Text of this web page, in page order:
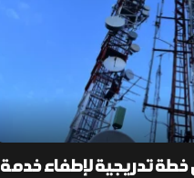
خطة تدريجية لإطفاء خدمة